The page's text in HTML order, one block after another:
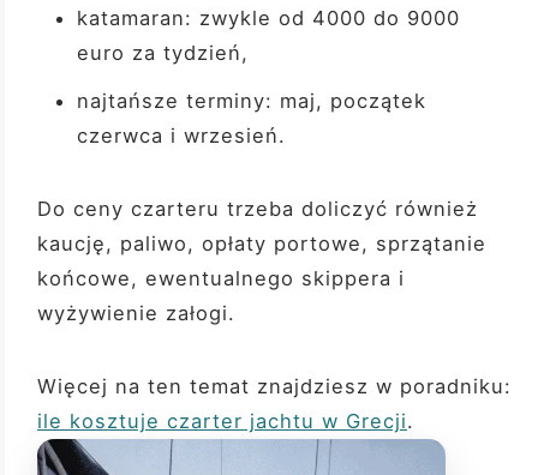
katamaran: zwykle od 4000 do 9000
euro za tydzień,
najtańsze terminy: maj, początek
czerwca i wrzesień.
Do ceny czarteru trzeba doliczyć również
kaucję, paliwo, opłaty portowe, sprzątanie
końcowe, ewentualnego skippera i
wyżywienie załogi.
Więcej na ten temat znajdziesz w poradniku:
ile kosztuje czarter jachtu w Grecji.